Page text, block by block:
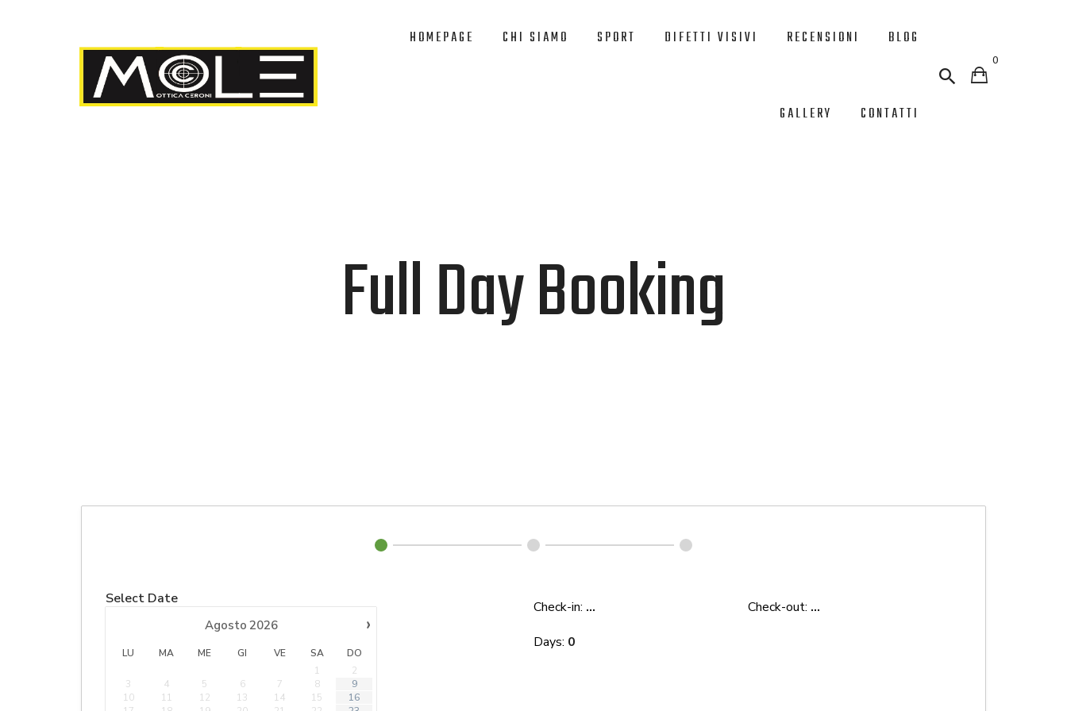
HOMEPAGE CHI SIAMO SPORT DIFETTI VISIVI RECENSIONI BLOG
GALLERY CONTATTI
0
Full Day Booking
Select Date
›
Agosto 2026
LU MA ME GI VE SA
DO
1
2
3
4 5 6 7 8
9
10
11 12 13 14 15
16
Check-in: ... Check-out: ...
Days: 0